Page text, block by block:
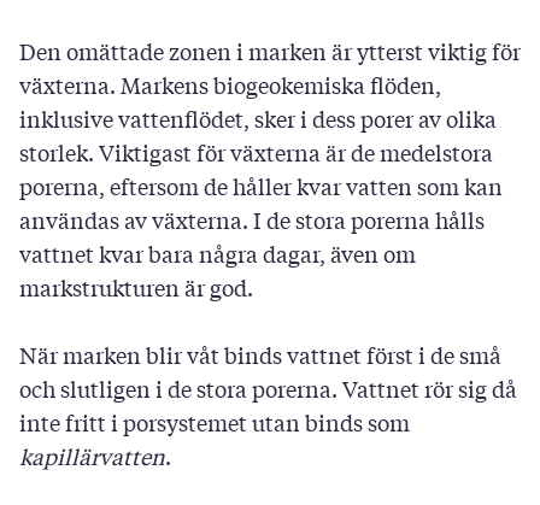
Den omättade zonen i marken är ytterst viktig för
växterna. Markens biogeokemiska flöden,
inklusive vattenflödet, sker i dess porer av olika
storlek. Viktigast för växterna är de medelstora
porerna, eftersom de håller kvar vatten som kan
användas av växterna. I de stora porerna hålls
vattnet kvar bara några dagar, även om
markstrukturen är god.
När marken blir våt binds vattnet först i de små
och slutligen i de stora porerna. Vattnet rör sig då
inte fritt i porsystemet utan binds som
kapillärvatten.